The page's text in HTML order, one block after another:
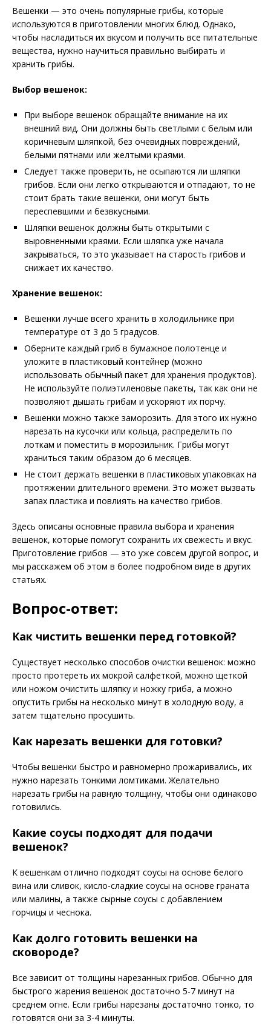
Вешенки — это очень популярные грибы, которые
используются в приготовлении многих блюд. Однако,
чтобы насладиться их вкусом и получить все питательные
вещества, нужно научиться правильно выбирать и
хранить грибы.
Выбор вешенок:
При выборе вешенок обращайте внимание на их
внешний вид. Они должны быть светлыми с белым или
коричневым шляпкой, без очевидных повреждений,
белыми пятнами или желтыми краями.
Следует также проверить, не осыпаются ли шляпки
грибов. Если они легко открываются и отпадают, то не
стоит брать такие вешенки, они могут быть
переспевшими и безвкусными.
Шляпки вешенок должны быть открытыми с
выровненными краями. Если шляпка уже начала
закрываться, то это указывает на старость грибов и
снижает их качество.
Хранение вешенок:
Вешенки лучше всего хранить в холодильнике при
температуре от 3 до 5 градусов.
Оберните каждый гриб в бумажное полотенце и
уложите в пластиковый контейнер (можно
использовать обычный пакет для хранения продуктов).
Не используйте полиэтиленовые пакеты, так как они не
позволяют дышать грибам и ускоряют их порчу.
Вешенки можно также заморозить. Для этого их нужно
нарезать на кусочки или кольца, распределить по
лоткам и поместить в морозильник. Грибы могут
храниться таким образом до 6 месяцев.
Не стоит держать вешенки в пластиковых упаковках на
протяжении длительного времени. Это может вызвать
запах пластика и повлиять на качество грибов.
Здесь описаны основные правила выбора и хранения
вешенок, которые помогут сохранить их свежесть и вкус.
Приготовление грибов — это уже совсем другой вопрос, и
мы расскажем об этом в более подробном виде в других
статьях.
Вопрос-ответ:
Как чистить вешенки перед готовкой?
Существует несколько способов очистки вешенок: можно
просто протереть их мокрой салфеткой, можно щеткой
или ножом очистить шляпку и ножку гриба, а можно
опустить грибы на несколько минут в холодную воду, а
затем тщательно просушить.
Как нарезать вешенки для готовки?
Чтобы вешенки быстро и равномерно прожаривались, их
нужно нарезать тонкими ломтиками. Желательно
нарезать грибы на равную толщину, чтобы они одинаково
готовились.
Какие соусы подходят для подачи
вешенок?
К вешенкам отлично подходят соусы на основе белого
вина или сливок, кисло-сладкие соусы на основе граната
или малины, а также сырные соусы с добавлением
горчицы и чеснока.
Как долго готовить вешенки на
сковороде?
Все зависит от толщины нарезанных грибов. Обычно для
быстрого жарения вешенок достаточно 5-7 минут на
среднем огне. Если грибы нарезаны достаточно тонко, то
готовятся они за 3-4 минуты.